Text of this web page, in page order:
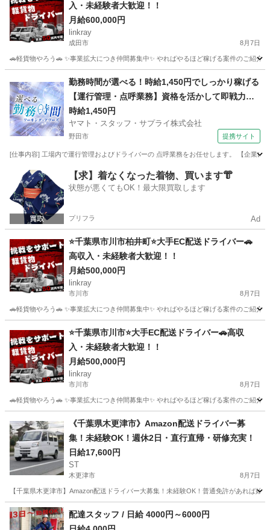
入・未経験者大歓迎！！
月給600,000円
linkray
成田市 8月7日
🚗軽貨物やろう🚗 ✨事業拡大につき仲間募集中✨ やればやるほど稼げる案件のご紹
ドライバー 荷物
勤務時間が選べる！時給1,450円でしっかり稼げる
【運行管理・点呼業務】資格を活かして即戦力に
なれる
時給1,450円
ヤマト・スタッフ・サプライ株式会社
野田市 提携サイト
[仕事内容] 工場内で運行管理およびドライバーの 点呼業務をお任せします。 【企業
千葉 野田市 ドライバー
【求】着なくなった着物、買います👘
状態が悪くてもOK！最大限買取します
プリフラ Ad
⭐️千葉県市川市柏井町⭐️大手EC配送ドライバー🚗
高収入・未経験者大歓迎！！
月給500,000円
linkray
市川市 8月7日
🚗軽貨物やろう🚗 ✨事業拡大につき仲間募集中✨ やればやるほど稼げる案件のご紹
ドライバー 荷物
⭐️千葉県市川市⭐️大手EC配送ドライバー🚗高収
入・未経験者大歓迎！！
月給500,000円
linkray
市川市 8月7日
🚗軽貨物やろう🚗 ✨事業拡大につき仲間募集中✨ やればやるほど稼げる案件のご紹
ドライバー 荷物
《千葉県木更津市》Amazon配送ドライバー募
集！未経験OK！週休2日・直行直帰・研修充実！
日給17,600円
ST
木更津市 8月7日
【千葉県木更津市】Amazon配送ドライバー大募集！未経験OK！普通免許があれば
千葉 木更津市 ドライバー Amazon
配達スタッフ / 日給 4000円～6000円